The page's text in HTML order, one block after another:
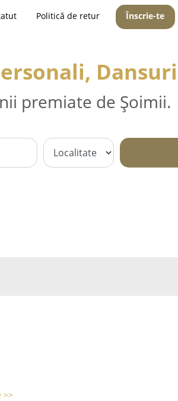
Politică de retur Înscrie-te
premiate de Șoimii.
>>